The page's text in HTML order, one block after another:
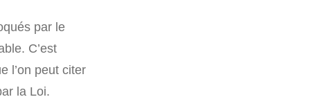
par le
C’est
l’on peut citer
la Loi.